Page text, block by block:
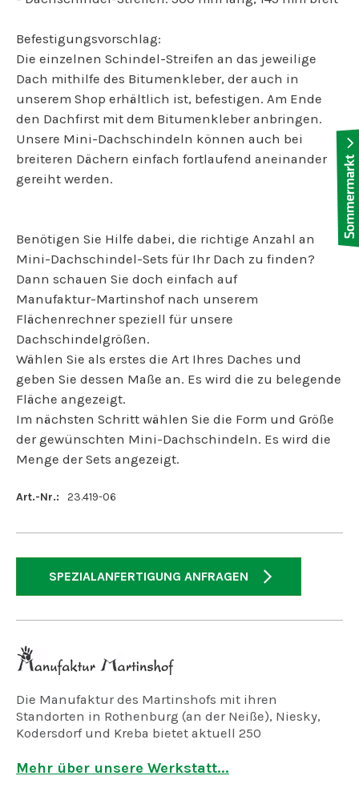
Befestigungsvorschlag:
Die einzelnen Schindel-Streifen an das jeweilige
Dach mithilfe des Bitumenkleber, der auch in
unserem Shop erhältlich ist, befestigen. Am Ende
den Dachfirst mit dem Bitumenkleber anbringen.
Unsere Mini-Dachschindeln können auch bei
breiteren Dächern einfach fortlaufend aneinander
gereiht werden.
Benötigen Sie Hilfe dabei, die richtige Anzahl an
Mini-Dachschindel-Sets für Ihr Dach zu finden?
Dann schauen Sie doch einfach auf
Manufaktur-Martinshof nach unserem
Flächenrechner speziell für unsere
Dachschindelgrößen.
Wählen Sie als erstes die Art Ihres Daches und
geben Sie dessen Maße an. Es wird die zu belegende
Fläche angezeigt.
Im nächsten Schritt wählen Sie die Form und Größe
der gewünschten Mini-Dachschindeln. Es wird die
Menge der Sets angezeigt.
Art.-Nr.: 23.419-06
SPEZIALANFERTIGUNG ANFRAGEN
Die Manufaktur des Martinshofs mit ihren
Standorten in Rothenburg (an der Neiße), Niesky,
Kodersdorf und Kreba bietet aktuell 250
behinderte Menschen.
Mehr über unsere Werkstatt...